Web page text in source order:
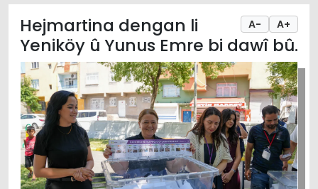
A- A+
Hejmartina dengan li
Yeniköy û Yunus Emre bi dawî bû.